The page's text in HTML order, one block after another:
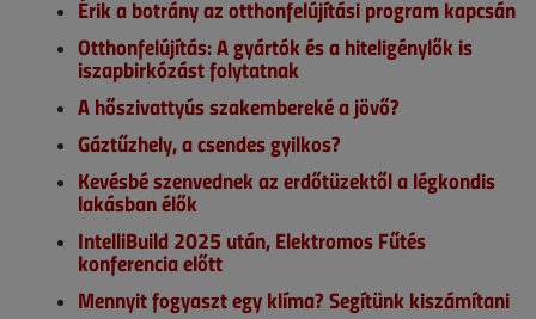
Érik a botrány az otthonfelújítási program kapcsán
Otthonfelújítás: A gyártók és a hiteligénylők is
iszapbirkózást folytatnak
A hőszivattyús szakembereké a jövő?
Gáztűzhely, a csendes gyilkos?
Kevésbé szenvednek az erdőtüzektől a légkondis
lakásban élők
IntelliBuild 2025 után, Elektromos Fűtés
konferencia előtt
Mennyit fogyaszt egy klíma? Segítünk kiszámítani